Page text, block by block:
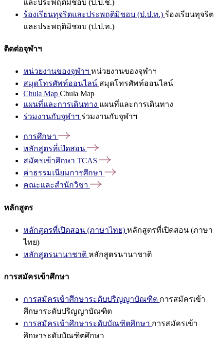
และประพฤติมิชอบ (ป.ป.ช.)
ร้องเรียนทุจริตและประพฤติมิชอบ (ป.ป.ท.) ร้องเรียนทุจริต
และประพฤติมิชอบ (ป.ป.ท.)
ติดต่อจุฬาฯ
หน่วยงานของจุฬาฯ หน่วยงานของจุฬาฯ
สมุดโทรศัพท์ออนไลน์ สมุดโทรศัพท์ออนไลน์
Chula Map Chula Map
แผนที่และการเดินทาง แผนที่และการเดินทาง
ร่วมงานกับจุฬาฯ ร่วมงานกับจุฬาฯ
การศึกษา
หลักสูตรที่เปิดสอน
สมัครเข้าศึกษา TCAS
ค่าธรรมเนียมการศึกษา
คณะและสำนักวิชา
หลักสูตร
หลักสูตรที่เปิดสอน (ภาษาไทย) หลักสูตรที่เปิดสอน (ภาษา
ไทย)
หลักสูตรนานาชาติ หลักสูตรนานาชาติ
การสมัครเข้าศึกษา
การสมัครเข้าศึกษาระดับปริญญาบัณฑิต การสมัครเข้า
ศึกษาระดับปริญญาบัณฑิต
การสมัครเข้าศึกษาระดับบัณฑิตศึกษา การสมัครเข้า
ศึกษาระดับบัณฑิตศึกษา